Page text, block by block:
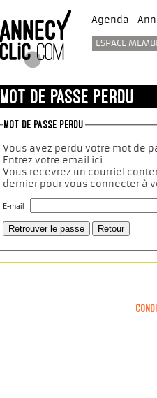
Agenda
ESPACE
Mot de passe perdu
Mot de passe perdu
Vous avez perdu votre mot de
Entrez votre email ici.
Vous recevrez un courriel
dernier pour vous connecter à
E-mail :